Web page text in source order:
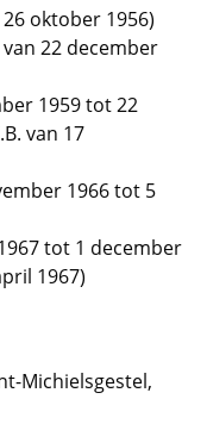
oktober 1956)
22 december
1959 tot 22
van 17
1966 tot 5
tot 1 december
1967)
Michielsgestel,